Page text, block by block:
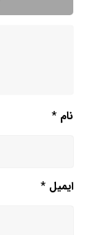
نام *
ایمیل *